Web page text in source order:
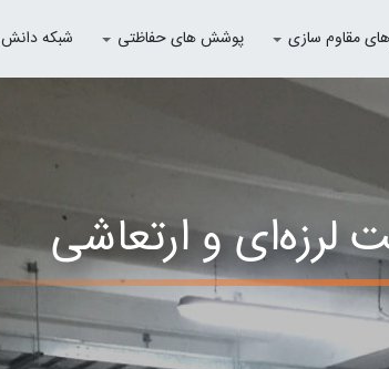
مقاوم سازی پوشش های حفاظتی شبکه دانش
و ارتعاشی